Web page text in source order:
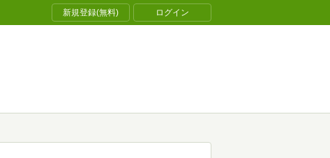
新規登録(無料) ログイン